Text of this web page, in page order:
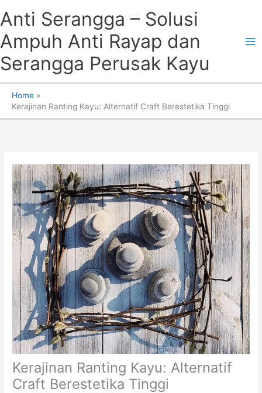
to
Anti Serangga – Solusi
Ampuh Anti Rayap dan
Serangga Perusak Kayu
Home
Kerajinan Ranting Kayu: Alternatif Craft Berestetika Tinggi
Kerajinan Ranting Kayu: Alternatif
Craft Berestetika Tinggi